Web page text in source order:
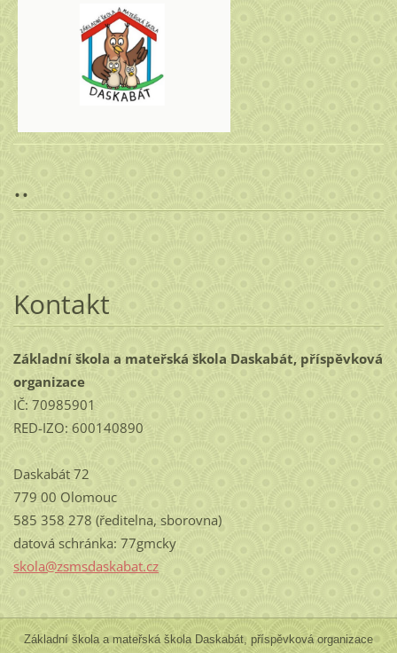
..
Kontakt
Základní škola a mateřská škola Daskabát, příspěvková
organizace
IČ: 70985901
RED-IZO: 600140890
Daskabát 72
779 00 Olomouc
585 358 278 (ředitelna, sborovna)
datová schránka: 77gmcky
skola@zsmsdaskabat.cz
Základní škola a mateřská škola Daskabát, příspěvková organizace